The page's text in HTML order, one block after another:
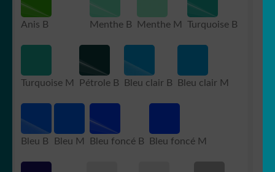
Anis B Menthe B Menthe M Turquoise B
Turquoise M Pétrole B Bleu clair B Bleu clair M
Bleu B Bleu M Bleu foncé B Bleu foncé M